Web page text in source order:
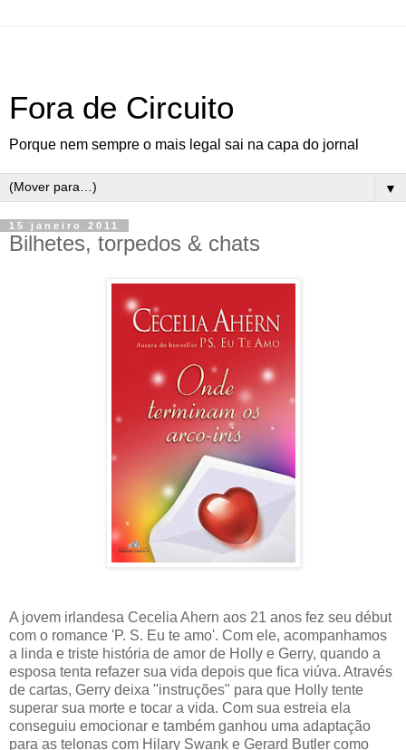
Fora de Circuito
Porque nem sempre o mais legal sai na capa do jornal
▼
15 janeiro 2011
Bilhetes, torpedos & chats
A jovem irlandesa Cecelia Ahern aos 21 anos fez seu début
com o romance 'P. S. Eu te amo'. Com ele, acompanhamos
a linda e triste história de amor de Holly e Gerry, quando a
esposa tenta refazer sua vida depois que fica viúva. Através
de cartas, Gerry deixa "instruções" para que Holly tente
superar sua morte e tocar a vida. Com sua estreia ela
conseguiu emocionar e também ganhou uma adaptação
para as telonas com Hilary Swank e Gerard Butler como